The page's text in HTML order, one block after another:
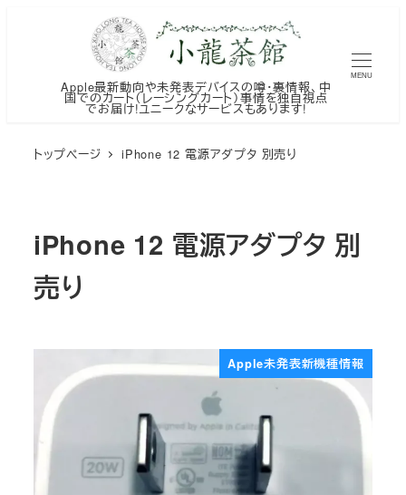
Apple最新動向や未発表デバイスの噂・裏情報、中
国でのカート（レーシングカート）事情を独自視点
でお届け!ユニークなサービスもあります!
MENU
トップページ iPhone 12 電源アダプタ 別売り
iPhone 12 電源アダプタ 別
売り
Apple未発表新機種情報